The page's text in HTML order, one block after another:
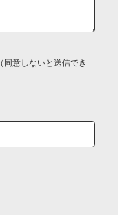
同意しないと送信でき